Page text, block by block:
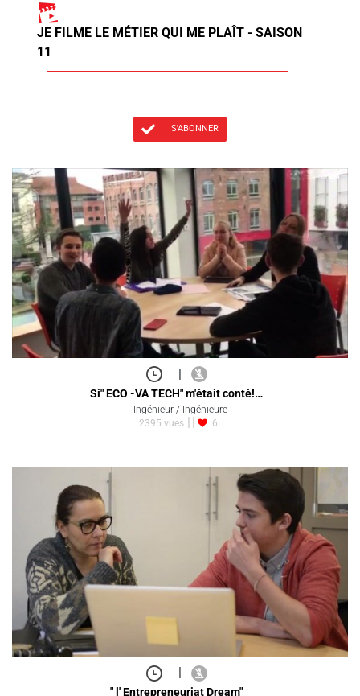
JE FILME LE MÉTIER QUI ME PLAÎT - SAISON
11
S'ABONNER
|
Si" ECO -VA TECH" m'était conté!…
Ingénieur / Ingénieure
2395 vues
6
|
" l' Entrepreneuriat Dream"